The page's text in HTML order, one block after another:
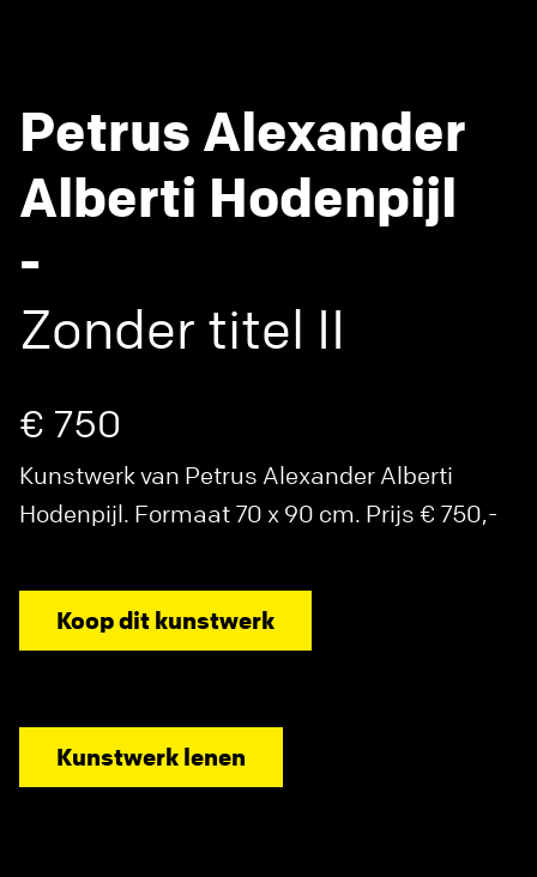
Petrus Alexander
Alberti Hodenpijl
-
Zonder titel II
€ 750
Kunstwerk van Petrus Alexander Alberti
Hodenpijl. Formaat 70 x 90 cm. Prijs € 750,-
Koop dit kunstwerk
Kunstwerk lenen